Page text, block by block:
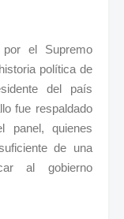
el Supremo
política de
del país
fue respaldado
panel, quienes
de una
al gobierno